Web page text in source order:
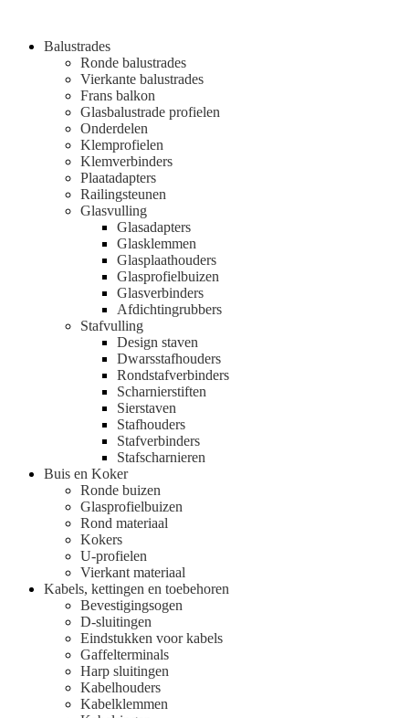
Balustrades
Ronde balustrades
Vierkante balustrades
Frans balkon
Glasbalustrade profielen
Onderdelen
Klemprofielen
Klemverbinders
Plaatadapters
Railingsteunen
Glasvulling
Glasadapters
Glasklemmen
Glasplaathouders
Glasprofielbuizen
Glasverbinders
Afdichtingrubbers
Stafvulling
Design staven
Dwarsstafhouders
Rondstafverbinders
Scharnierstiften
Sierstaven
Stafhouders
Stafverbinders
Stafscharnieren
Buis en Koker
Ronde buizen
Glasprofielbuizen
Rond materiaal
Kokers
U-profielen
Vierkant materiaal
Kabels, kettingen en toebehoren
Bevestigingsogen
D-sluitingen
Eindstukken voor kabels
Gaffelterminals
Harp sluitingen
Kabelhouders
Kabelklemmen